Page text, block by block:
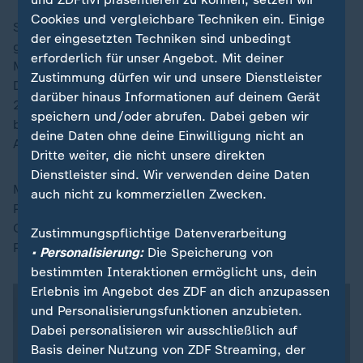
Seit Jahrzehnten werden mögliche
gesundheitsschädliche Auswirkungen auf den
Menschen öffentlich und wissenschaftlich diskutiert.
Dabei geht es nicht allein um das Krebsrisiko. "Seit
2024 istParkinsonin Deutschland als Berufskrankheit
bei Landwirten anerkannt. Eine Folge der dauerhaften
Arbeit mit Pestiziden", weiß Corinna Hölzel.
Menschen, die regelmäßig und über Jahre mit
Pflanzenschutzmitteln arbeiten - darunter auch
Glyphosat -, hätten ein signifikant erhöhtes Risiko, an
Parkinson zu erkranken.
Cookies und vergleichbare Techniken ein. Einige
der eingesetzten Techniken sind unbedingt
erforderlich für unser Angebot. Mit deiner
Zustimmung dürfen wir und unsere Dienstleister
darüber hinaus Informationen auf deinem Gerät
speichern und/oder abrufen. Dabei geben wir
deine Daten ohne deine Einwilligung nicht an
Dritte weiter, die nicht unsere direkten
Dienstleister sind. Wir verwenden deine Daten
auch nicht zu kommerziellen Zwecken.
Zustimmungspflichtige Datenverarbeitung
• Personalisierung:Die Speicherung von
bestimmten Interaktionen ermöglicht uns, dein
Erlebnis im Angebot des ZDF an dich anzupassen
und Personalisierungsfunktionen anzubieten.
Dabei personalisieren wir ausschließlich auf
Basis deiner Nutzung von ZDF Streaming, der